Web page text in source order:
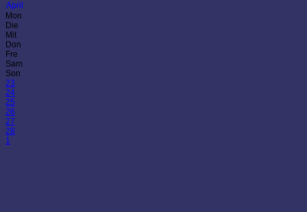
April
Mon
Die
Mit
Don
Fre
Sam
Son
23
24
25
26
27
28
1